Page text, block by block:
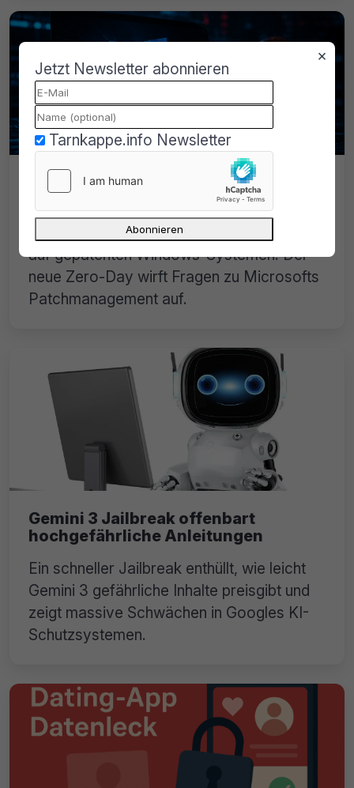
MiniPlasma zeigt: Selbst gepatchtes
MiniPlasma verschafft SYSTEM-Rechte
auf gepatchten Windows-Systemen. Der
neue Zero-Day wirft Fragen zu Microsofts
Patchmanagement auf.
Gemini 3 Jailbreak offenbart
hochgefährliche Anleitungen
Ein schneller Jailbreak enthüllt, wie leicht
Gemini 3 gefährliche Inhalte preisgibt und
zeigt massive Schwächen in Googles KI-
Schutzsystemen.
×
Jetzt Newsletter abonnieren
Tarnkappe.info Newsletter